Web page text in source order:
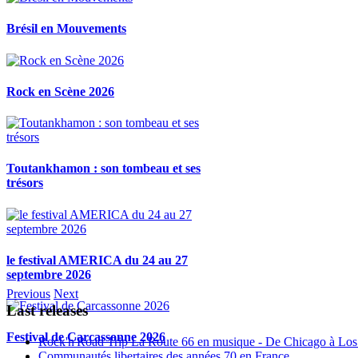
Brésil en Mouvements
Rock en Scène 2026
Toutankhamon : son tombeau et ses
trésors
le festival AMERICA du 24 au 27
septembre 2026
Festival de Carcassonne 2026
Previous Next
Last releases
Rock'n'Road Trip La Route 66 en musique - De Chicago à